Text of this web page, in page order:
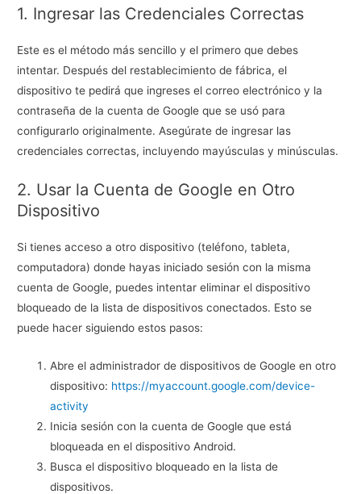
1. Ingresar las Credenciales Correctas
Este es el método más sencillo y el primero que debes
intentar. Después del restablecimiento de fábrica, el
dispositivo te pedirá que ingreses el correo electrónico y la
contraseña de la cuenta de Google que se usó para
configurarlo originalmente. Asegúrate de ingresar las
credenciales correctas, incluyendo mayúsculas y minúsculas.
2. Usar la Cuenta de Google en Otro
Dispositivo
Si tienes acceso a otro dispositivo (teléfono, tableta,
computadora) donde hayas iniciado sesión con la misma
cuenta de Google, puedes intentar eliminar el dispositivo
bloqueado de la lista de dispositivos conectados. Esto se
puede hacer siguiendo estos pasos:
Abre el administrador de dispositivos de Google en otro
dispositivo: https://myaccount.google.com/device-
activity
Inicia sesión con la cuenta de Google que está
bloqueada en el dispositivo Android.
Busca el dispositivo bloqueado en la lista de
dispositivos.